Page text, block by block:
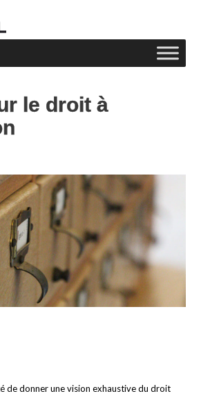
le droit à
de donner une vision exhaustive du droit